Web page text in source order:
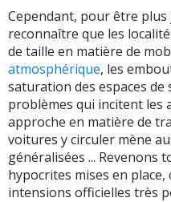
Cependant, pour être
reconnaître que les
de taille en matière de
atmosphérique, les
saturation des espaces
problèmes qui incitent les
approche en matière de
voitures y circuler mène
généralisées ... Revenons
hypocrites mises en
intensions officielles très